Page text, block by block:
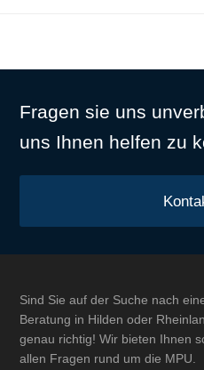
Fragen sie uns
uns Ihnen helfen zu
Sind Sie auf der Suche nach
Beratung in Hilden oder
genau richtig! Wir bieten Ihnen
allen Fragen rund um die MPU.